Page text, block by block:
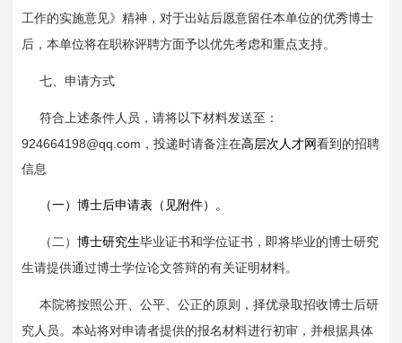
工作的实施意见》精神，对于出站后愿意留任本单位的优秀博士
后，本单位将在职称评聘方面予以优先考虑和重点支持。
七、申请方式
符合上述条件人员，请将以下材料发送至：
924664198@qq.com，投递时请备注在高层次人才网看到的招聘
信息
（一）博士后申请表（见附件）。
（二）博士研究生毕业证书和学位证书，即将毕业的博士研究
生请提供通过博士学位论文答辩的有关证明材料。
本院将按照公开、公平、公正的原则，择优录取招收博士后研
究人员。本站将对申请者提供的报名材料进行初审，并根据具体